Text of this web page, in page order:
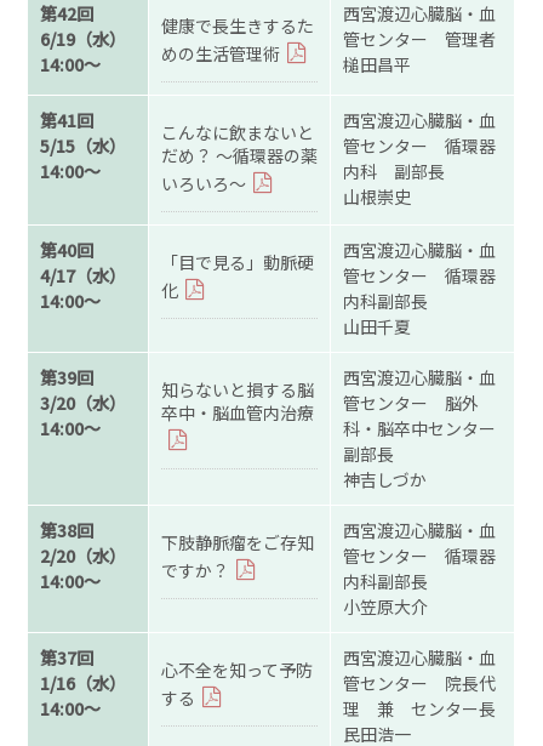
第42回
6/19（水）
14:00～
健康で長生きするた
めの生活管理術
西宮渡辺心臓脳・血
管センター 管理者
槌田昌平
第41回
5/15（水）
14:00～
こんなに飲まないと
だめ？ ～循環器の薬
いろいろ～
西宮渡辺心臓脳・血
管センター 循環器
内科 副部長
山根崇史
第40回
4/17（水）
14:00～
「目で見る」動脈硬
化
西宮渡辺心臓脳・血
管センター 循環器
内科副部長
山田千夏
第39回
3/20（水）
14:00～
知らないと損する脳
卒中・脳血管内治療
西宮渡辺心臓脳・血
管センター 脳外
科・脳卒中センター
副部長
神吉しづか
第38回
2/20（水）
14:00～
下肢静脈瘤をご存知
ですか？
西宮渡辺心臓脳・血
管センター 循環器
内科副部長
小笠原大介
第37回
1/16（水）
14:00～
心不全を知って予防
する
西宮渡辺心臓脳・血
管センター 院長代
理 兼 センター長
民田浩一